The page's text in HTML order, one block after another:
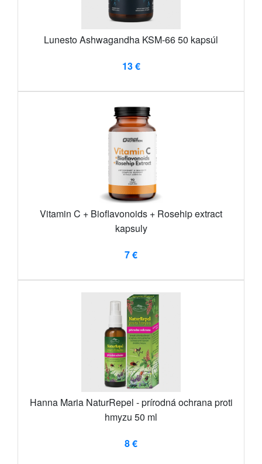
Lunesto Ashwagandha KSM-66 50 kapsúl
13 €
Vitamin C + Bioflavonoids + Rosehip extract
kapsuly
7 €
Hanna Maria NaturRepel - prírodná ochrana proti
hmyzu 50 ml
8 €